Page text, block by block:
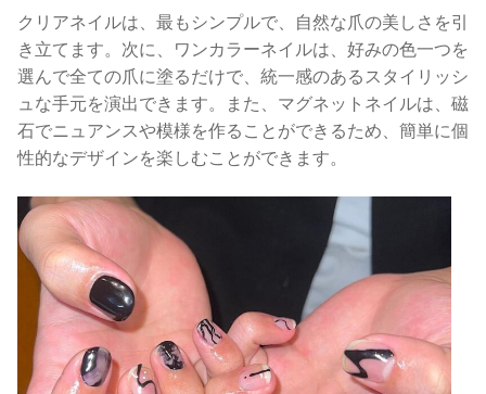
クリアネイルは、最もシンプルで、自然な爪の美しさを引
き立てます。次に、ワンカラーネイルは、好みの色一つを
選んで全ての爪に塗るだけで、統一感のあるスタイリッシ
ュな手元を演出できます。また、マグネットネイルは、磁
石でニュアンスや模様を作ることができるため、簡単に個
性的なデザインを楽しむことができます。